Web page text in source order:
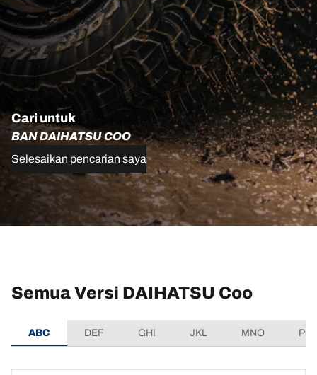
Cari untuk
BAN DAIHATSU COO
Selesaikan pencarian saya
Semua Versi DAIHATSU Coo
ABC DEF GHI JKL MNO